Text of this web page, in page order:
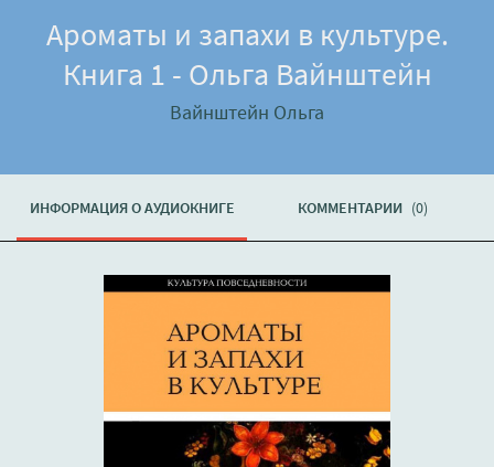
Ароматы и запахи в культуре.
Книга 1 - Ольга Вайнштейн
Вайнштейн Ольга
ИНФОРМАЦИЯ О АУДИОКНИГЕ КОММЕНТАРИИ (0)